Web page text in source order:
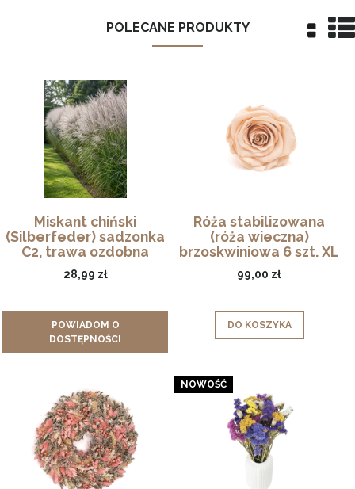
POLECANE PRODUKTY
Miskant chiński
(Silberfeder) sadzonka
C2, trawa ozdobna
28,99 zł
POWIADOM O
DOSTĘPNOŚCI
Róża stabilizowana
(róża wieczna)
brzoskwiniowa 6 szt. XL
99,00 zł
DO KOSZYKA
NOWOŚĆ